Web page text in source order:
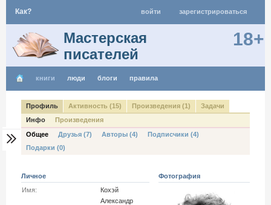
Как? войти зарегистрироваться
Мастерская
писателей
18+
книги люди блоги правила
Профиль Активность (15) Произведения (1)
Задачи
Инфо
Произведения
Общее
Друзья (7) Авторы (4)
Подписчики (4)
Подарки (0)
Личное
Имя:
Кохэй
Александр
Фотография